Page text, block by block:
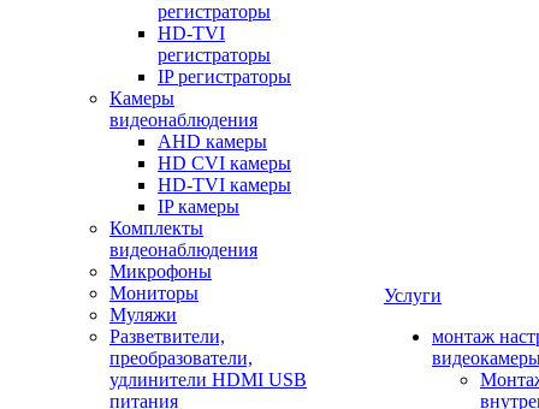
регистраторы
HD-TVI
регистраторы
IP регистраторы
Камеры
видеонаблюдения
AHD камеры
HD CVI камеры
HD-TVI камеры
IP камеры
Комплекты
видеонаблюдения
Микрофоны
Мониторы
Муляжи
Разветвители,
преобразователи,
удлинители HDMI USB
питания
Услуги
монтаж